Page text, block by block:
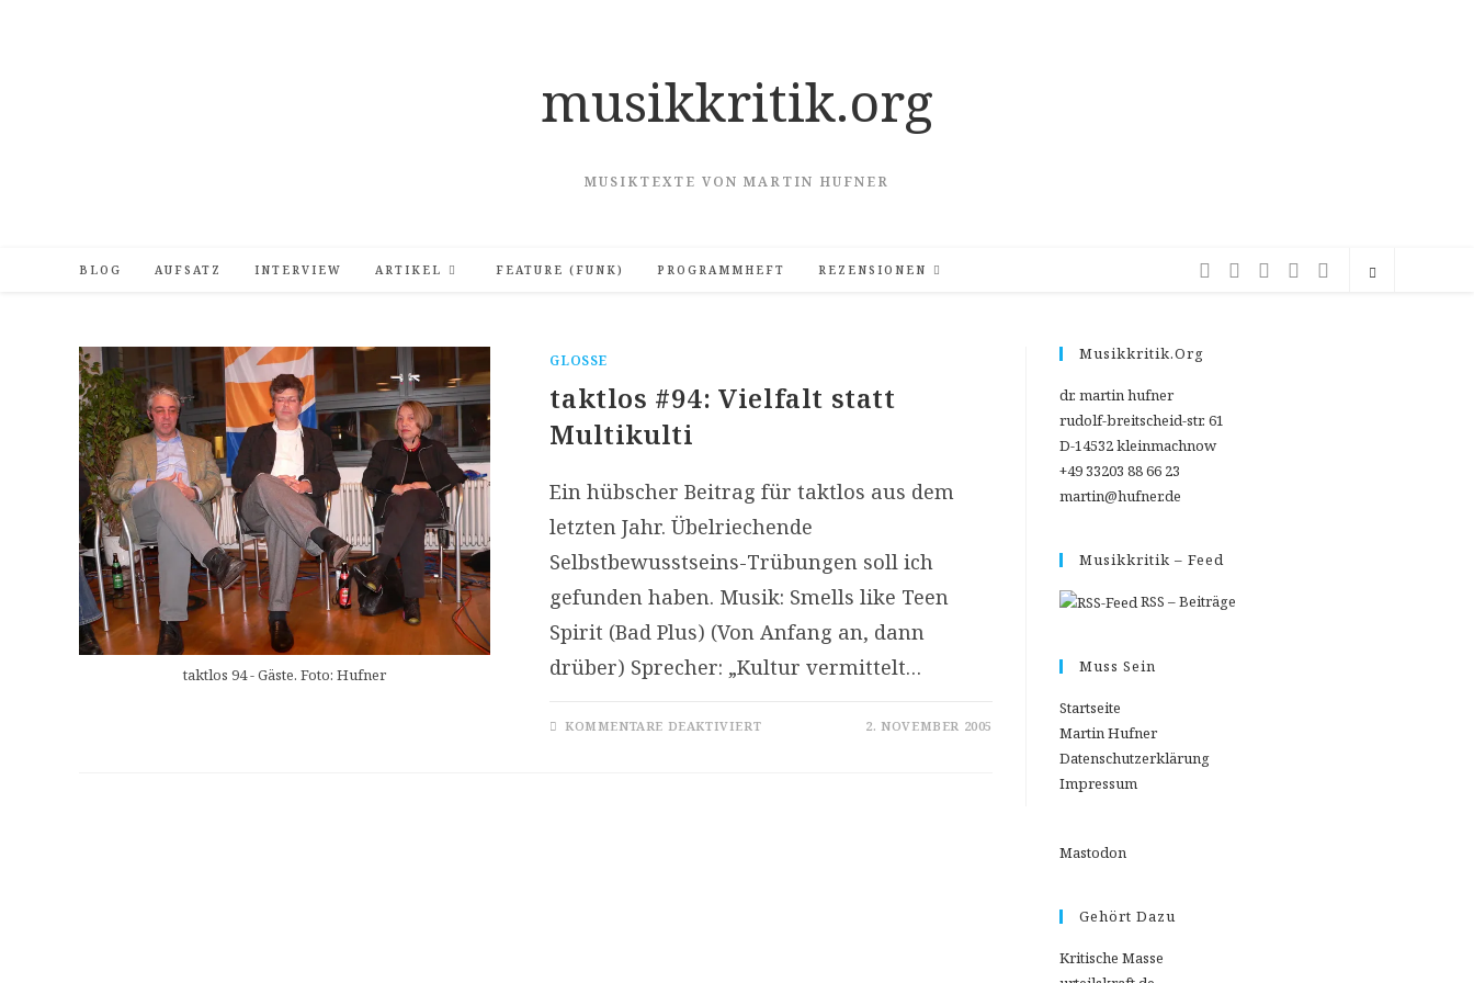
musikkritik.org
MUSIKTEXTE VON MARTIN HUFNER
BLOG AUFSATZ INTERVIEW ARTIKEL FEATURE (FUNK) PROGRAMMHEFT REZENSIONEN
taktlos 94 - Gäste. Foto: Hufner
GLOSSE
taktlos #94: Vielfalt statt
Multikulti
Ein hübscher Beitrag für taktlos aus dem
letzten Jahr. Übelriechende
Selbstbewusstseins-Trübungen soll ich
gefunden haben. Musik: Smells like Teen
Spirit (Bad Plus) (Von Anfang an, dann
drüber) Sprecher: „Kultur vermittelt…
KOMMENTARE DEAKTIVIERTFÜR 2. NOVEMBER 2005
Musikkritik.org
dr. martin hufner
rudolf-breitscheid-str. 61
D-14532 kleinmachnow
+49 33203 88 66 23
martin@hufner.de
Musikkritik – Feed
RSS – Beiträge
Muss Sein
Startseite
Martin Hufner
Datenschutzerklärung
Impressum
Mastodon
Gehört Dazu
Kritische Masse